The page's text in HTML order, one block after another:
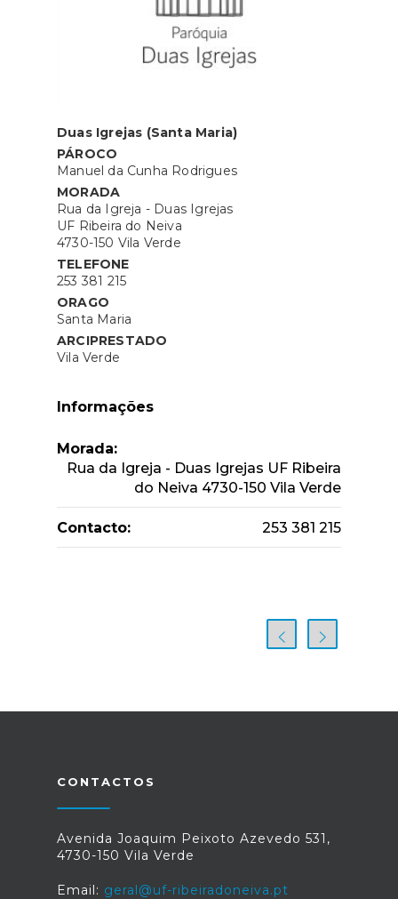
Duas Igrejas (Santa Maria)
PÁROCO
Manuel da Cunha Rodrigues
MORADA
Rua da Igreja - Duas Igrejas
UF Ribeira do Neiva
4730-150 Vila Verde
TELEFONE
253 381 215
ORAGO
Santa Maria
ARCIPRESTADO
Vila Verde
Informações
Morada:
Rua da Igreja - Duas Igrejas UF Ribeira
do Neiva 4730-150 Vila Verde
Contacto: 253 381 215
CONTACTOS
Avenida Joaquim Peixoto Azevedo 531,
4730-150 Vila Verde
Email: geral@uf-ribeiradoneiva.pt